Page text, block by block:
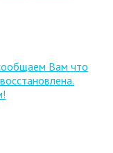
Вам что